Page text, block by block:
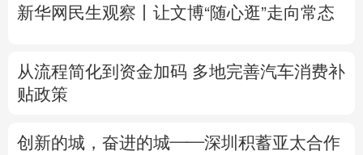
新华网民生观察丨 让文博“随心逛”走向常态
从流程简化到资金加码 多地完善汽车消费补
贴政策
创新的城，奋进的城——深圳积蓄亚太合作